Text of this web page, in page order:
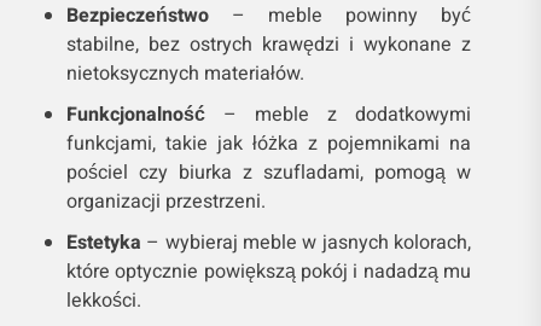
Bezpieczeństwo – meble powinny być
stabilne, bez ostrych krawędzi i wykonane z
nietoksycznych materiałów.
Funkcjonalność – meble z dodatkowymi
funkcjami, takie jak łóżka z pojemnikami na
pościel czy biurka z szufladami, pomogą w
organizacji przestrzeni.
Estetyka – wybieraj meble w jasnych kolorach,
które optycznie powiększą pokój i nadadzą mu
lekkości.